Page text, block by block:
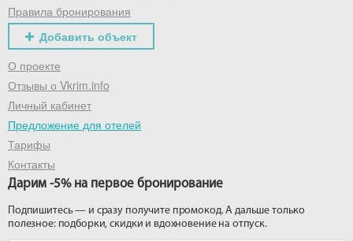
Правила бронирования
Добавить объект
О проекте
Отзывы о Vkrim.info
Личный кабинет
Предложение для отелей
Тарифы
Контакты
Дарим -5% на первое бронирование
Подпишитесь — и сразу получите промокод. А дальше только
полезное: подборки, скидки и вдохновение на отпуск.